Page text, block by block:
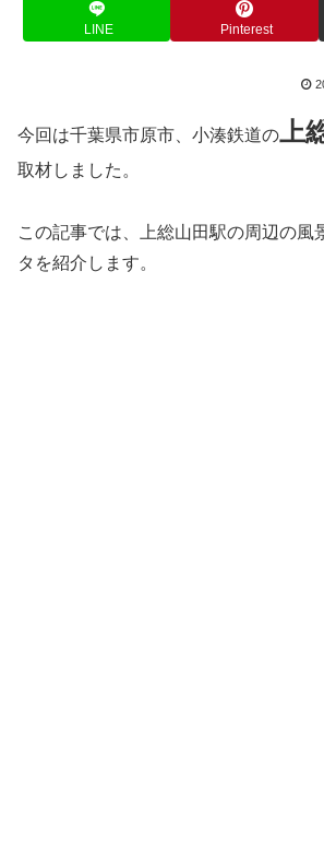
LINE Pinterest
今回は千葉県市原市、小湊鉄道の上
取材しました。
この記事では、上総山田駅の周辺の風
タを紹介します。